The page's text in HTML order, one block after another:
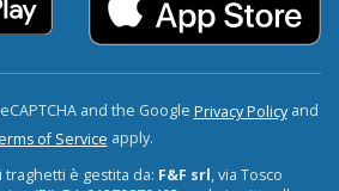
and the Google Privacy Policyand
of Service apply.
è gestita da: F&F srl, via Tosco